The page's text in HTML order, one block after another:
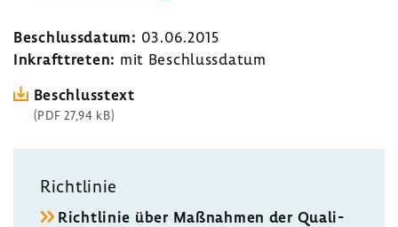
Beschluss­datum: 03.06.2015
Inkraft­treten: mit Beschluss­datum
Beschluss­text
(PDF 27,94 kB)
Richt­linie
Richt­linie über Maßnahmen der Quali­